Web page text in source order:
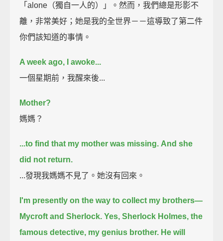
「alone（獨自一人的）」。然而，我們總是形影不
離，非常美好；她是我的全世界－－這導致了第二件
你們該知道的事情。
A week ago, I awoke...
一個星期前，我醒來後...
Mother?
媽媽？
...to find that my mother was missing. And she
did not return.
...發現我媽媽不見了。她沒有回來。
I'm presently on the way to collect my brothers—
Mycroft and Sherlock. Yes, Sherlock Holmes, the
famous detective, my genius brother. He will